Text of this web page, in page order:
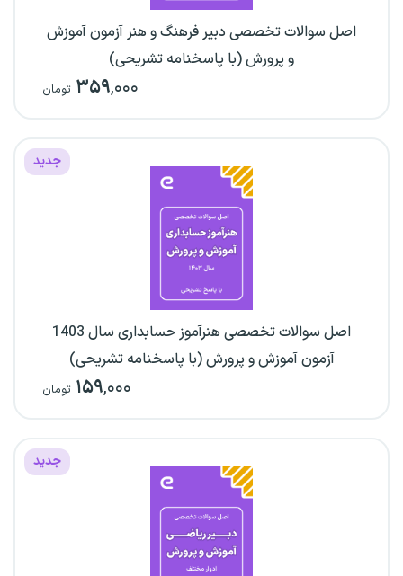
اصل سوالات تخصصی دبیر فرهنگ و هنر آزمون آموزش
و پرورش (با پاسخنامه تشریحی)
۳۵۹,۰۰۰ تومان
جدید
اصل سوالات تخصصی هنرآموز حسابداری سال 1403
آزمون آموزش و پرورش (با پاسخنامه تشریحی)
۱۵۹,۰۰۰ تومان
جدید